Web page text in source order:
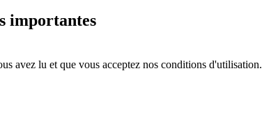
importantes
avez lu et que vous acceptez nos conditions d'utilisation.